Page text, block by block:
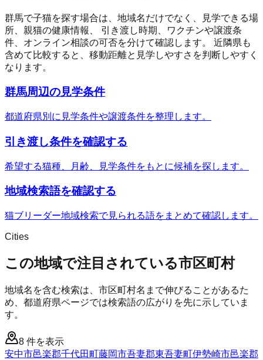
群馬で子猫を探す場合は、地域名だけでなく、見学できる場
所、親猫の健康情報、 引き渡し時期、ワクチンや譲渡条
件、オンライン相談の可否を分けて確認します。 近隣県も
含めて比較すると、移動距離と見学しやすさを判断しやすく
なります。
群馬周辺の見学条件
都道府県別に見学条件や譲渡条件を整理します。
引き渡し条件を確認する
希望する猫種、月齢、見学条件をもとに候補を探します。
地域検索語を確認する
猫ブリーダー地域検索で見られる語をまとめて確認します。
Cities
この地域で注目されている市区町村
地域名を含む検索は、市区町村名まで伸びることがあるた
め、都道府県ページでは検索語の広がりを先に示していま
す。
8 件を表示
安中市邑楽郡千代田町藤岡市吾妻郡東吾妻町伊勢崎市邑楽郡